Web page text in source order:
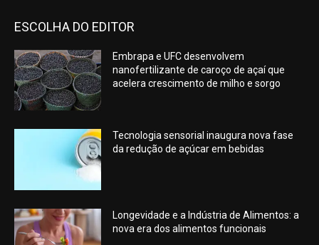
ESCOLHA DO EDITOR
Embrapa e UFC desenvolvem
nanofertilizante de caroço de açaí que
acelera crescimento de milho e sorgo
Tecnologia sensorial inaugura nova fase
da redução de açúcar em bebidas
Longevidade e a Indústria de Alimentos: a
nova era dos alimentos funcionais